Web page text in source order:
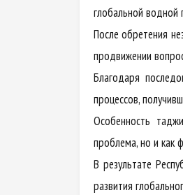
глобальной водной
После обретения
продвижении
Благодаря
процессов,
Особенность
проблема, но и как
В результате
развития